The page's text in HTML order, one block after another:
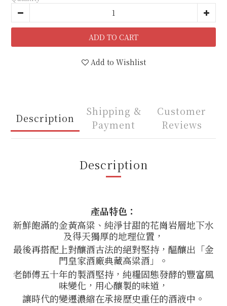
ADD TO CART
Add to Wishlist
Description
Shipping &
Payment
Customer
Reviews
Description
產品特色：
新鮮飽滿的金黃高粱、純淨甘甜的花崗岩層地下水
及得天獨厚的地理位置，
最後再搭配上對釀酒古法的絕對堅持， 醞釀出「金
門皇家酒廠典藏高粱酒」。
老師傅五十年的製酒堅持，純糧固態發酵的豐富風
味變化，用心釀製的味道，
讓時代的變遷濃縮在承接歷史重任的酒液中。